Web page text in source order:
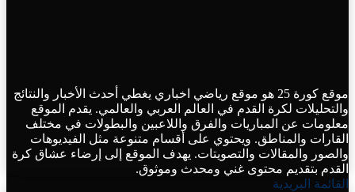
موقع كورة 25 هو موقع رياضي اخباري يغطي أحدث الأخبار والنتائج
والتحليلات لكرة القدم في العالم العربي والعالمي. يقدم الموقع
معلومات عن المباريات والفرق واللاعبين والبطولات في مختلف
القارات والمناطق. ويحتوي على أقسام متنوعة مثل الفيديوهات
والصور والمقالات والتصويتات. يهدف الموقع إلى إرضاء عشاق كرة
القدم بتقديم محتوى غني ومحدث وموثوق.
القائمة البريدية